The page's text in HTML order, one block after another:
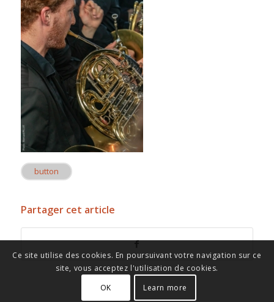
button
Partager cet article
Ce site utilise des cookies. En poursuivant votre navigation sur ce
site, vous acceptez l'utilisation de cookies.
OK
Learn more